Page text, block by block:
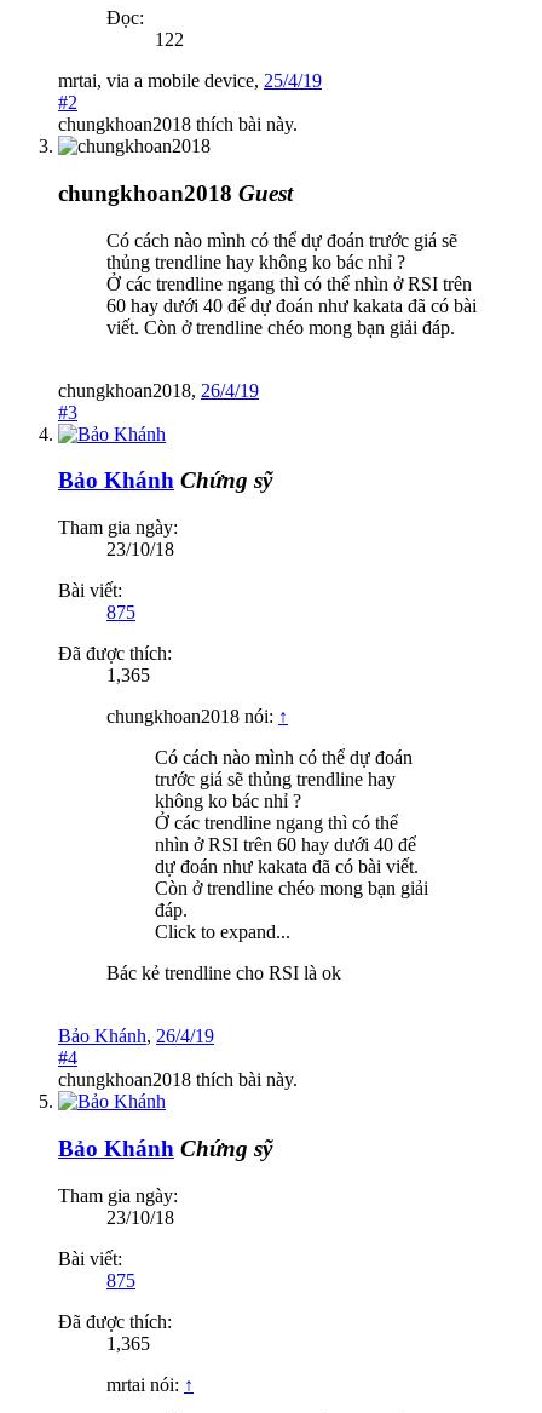
Đọc:
122
mrtai, via a mobile device, 25/4/19
#2
chungkhoan2018 thích bài này.
chungkhoan2018 Guest
Có cách nào mình có thể dự đoán trước giá sẽ
thủng trendline hay không ko bác nhỉ ?
Ở các trendline ngang thì có thể nhìn ở RSI trên
60 hay dưới 40 để dự đoán như kakata đã có bài
viết. Còn ở trendline chéo mong bạn giải đáp.
chungkhoan2018, 26/4/19
#3
Bảo Khánh Chứng sỹ
Tham gia ngày:
23/10/18
Bài viết:
875
Đã được thích:
1,365
chungkhoan2018 nói: ↑
Có cách nào mình có thể dự đoán
trước giá sẽ thủng trendline hay
không ko bác nhỉ ?
Ở các trendline ngang thì có thể
nhìn ở RSI trên 60 hay dưới 40 để
dự đoán như kakata đã có bài viết.
Còn ở trendline chéo mong bạn giải
đáp.
Click to expand...
Bác kẻ trendline cho RSI là ok
Bảo Khánh, 26/4/19
#4
chungkhoan2018 thích bài này.
Bảo Khánh Chứng sỹ
Tham gia ngày:
23/10/18
Bài viết:
875
Đã được thích:
1,365
mrtai nói: ↑